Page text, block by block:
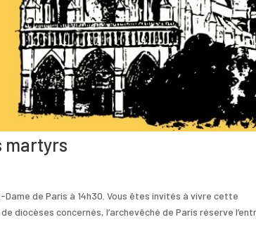
martyrs
de Paris à 14h30. Vous êtes invités à vivre cette
diocèses concernés, l’archevêché de Paris réserve